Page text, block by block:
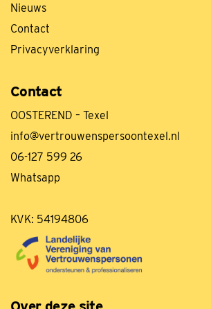
Nieuws
Contact
Privacyverklaring
Contact
OOSTEREND – Texel
info@vertrouwenspersoontexel.nl
06-127 599 26
Whatsapp
KVK: 54194806